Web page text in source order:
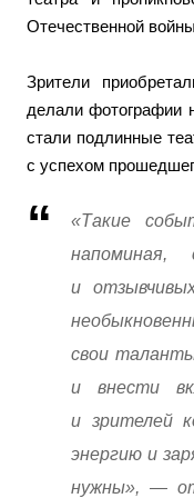
Отечественной
Зрители
делали фотографии
стали подлинные
с успехом
«Такие
напоминая,
и
свои
и внести
и зрителей
энергию и
нужны», —